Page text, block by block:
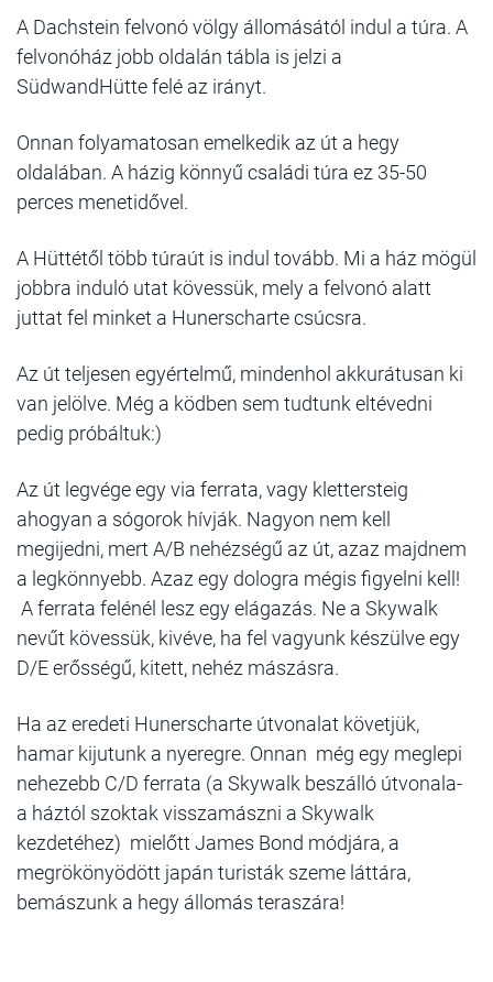
A Dachstein felvonó völgy állomásától indul a túra. A
felvonóház jobb oldalán tábla is jelzi a
SüdwandHütte felé az irányt.
Onnan folyamatosan emelkedik az út a hegy
oldalában. A házig könnyű családi túra ez 35-50
perces menetidővel.
A Hüttétől több túraút is indul tovább. Mi a ház mögül
jobbra induló utat kövessük, mely a felvonó alatt
juttat fel minket a Hunerscharte csúcsra.
Az út teljesen egyértelmű, mindenhol akkurátusan ki
van jelölve. Még a ködben sem tudtunk eltévedni
pedig próbáltuk:)
Az út legvége egy via ferrata, vagy klettersteig
ahogyan a sógorok hívják. Nagyon nem kell
megijedni, mert A/B nehézségű az út, azaz majdnem
a legkönnyebb. Azaz egy dologra mégis figyelni kell!
A ferrata felénél lesz egy elágazás. Ne a Skywalk
nevűt kövessük, kivéve, ha fel vagyunk készülve egy
D/E erősségű, kitett, nehéz mászásra.
Ha az eredeti Hunerscharte útvonalat követjük,
hamar kijutunk a nyeregre. Onnan még egy meglepi
nehezebb C/D ferrata (a Skywalk beszálló útvonala-
a háztól szoktak visszamászni a Skywalk
kezdetéhez) mielőtt James Bond módjára, a
megrökönyödött japán turisták szeme láttára,
bemászunk a hegy állomás teraszára!